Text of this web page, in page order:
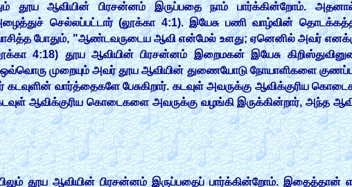
தூய ஆவியின் பிரசன்னம் இருப்பதை நாம் பார்க்கின்றோம்.
செல்லப்பட்டார் (லூக்கா 4:1). இயேசு பணி வாழ்வின்
வாசித்த போதும், "ஆண்டவருடைய ஆவி என்மேல் உளது; ஏனெனில் அவர்
4:18) தூய ஆவியின் பிரசன்னம் இறைமகன் இயேசு
ஒவ்வொரு முறையும் அவர் தூய ஆவியின் துணையோடு நோயாளிகளை
வார்த்தைகளே பேசுகிறார். கடவுள் அவருக்கு ஆவிக்குரிய
ஆவிக்குரிய கொடைகளை அவருக்கு வழங்கி இருக்கின்றார், அந்த
தூய ஆவியின் பிரசன்னம் இருப்பதைப் பார்க்கின்றோம். இதைத்தான்